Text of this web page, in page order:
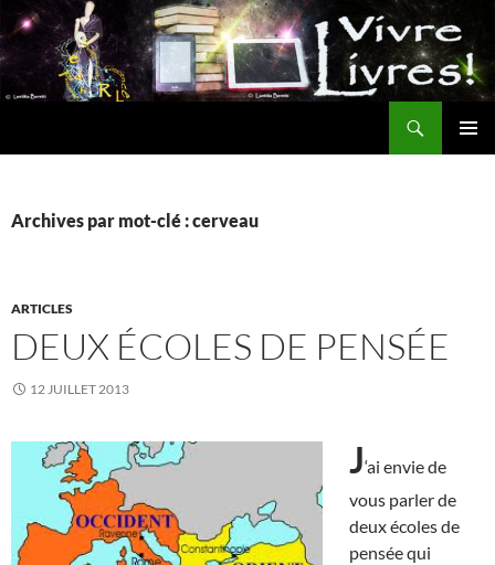
Aller
au
contenu
Archives par mot-clé : cerveau
ARTICLES
DEUX ÉCOLES DE PENSÉE
12 JUILLET 2013
J‘ai envie de
vous parler de
deux écoles de
pensée qui